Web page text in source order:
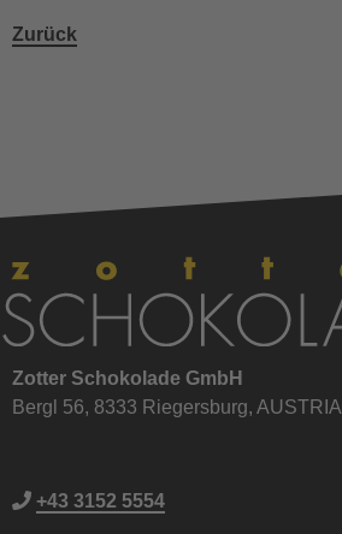
Zurück
Zotter Schokolade GmbH
Bergl 56, 8333 Riegersburg, AUSTRIA
+43 3152 5554